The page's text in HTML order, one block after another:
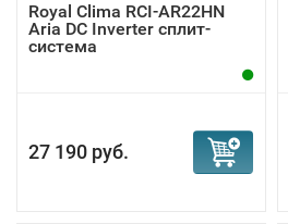
Royal Clima RCI-AR22HN
Aria DC Inverter сплит-
система
27 190 руб.